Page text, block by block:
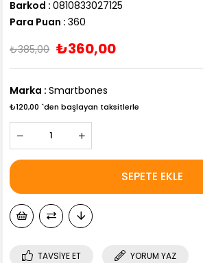
Barkod : 0810833027125
Para Puan : 360
₺385,00 ₺360,00
Marka : Smartbones
₺120,00 `den başlayan taksitlerle
TAVSIYE ET YORUM YAZ